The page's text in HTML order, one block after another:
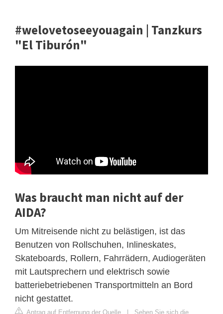
#welovetoseeyouagain | Tanzkurs
"El Tiburón"
Was braucht man nicht auf der
AIDA?
Um Mitreisende nicht zu belästigen, ist das
Benutzen von Rollschuhen, Inlineskates,
Skateboards, Rollern, Fahrrädern, Audiogeräten
mit Lautsprechern und elektrisch sowie
batteriebetriebenen Transportmitteln an Bord
nicht gestattet.
Antrag auf Entfernung der Quelle | Sehen Sie sich die